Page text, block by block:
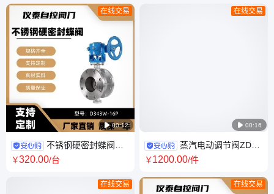
（下）
 00:12
在线交易
不锈钢硬密封蝶阀法
兰连接多层次偏心304耐高温耐
￥320.00/台
在线交易
 00:16
在线交易
蒸汽电动调节阀ZDLP
高温高压智能调节4-20ma380V
￥1200.00/件
在线交易